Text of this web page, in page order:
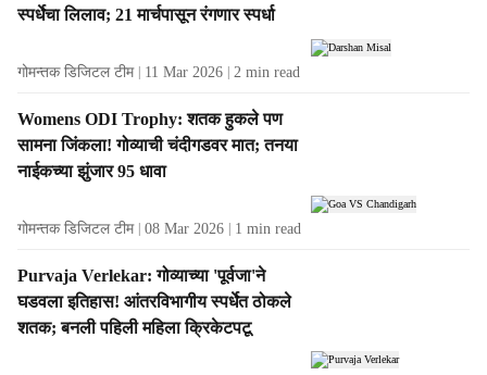
स्पर्धेचा लिलाव; 21 मार्चपासून रंगणार स्पर्धा
गोमन्तक डिजिटल टीम 11 Mar 2026 2 min read
Womens ODI Trophy: शतक हुकले पण
सामना जिंकला! गोव्याची चंदीगडवर मात; तनया
नाईकच्या झुंजार 95 धावा
गोमन्तक डिजिटल टीम 08 Mar 2026 1 min read
Purvaja Verlekar: गोव्याच्या 'पूर्वजा'ने
घडवला इतिहास! आंतरविभागीय स्पर्धेत ठोकले
शतक; बनली पहिली महिला क्रिकेटपटू